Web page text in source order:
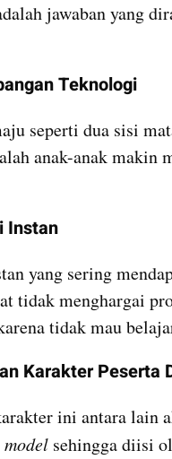
jawaban yang
Teknologi
seperti dua sisi
anak-anak makin
Instan
yang sering
tidak menghargai
tidak mau
Karakter Peserta
ini antara lain
sehingga diisi